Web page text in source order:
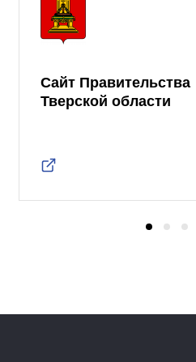
Сайт Правительства
Тверской области